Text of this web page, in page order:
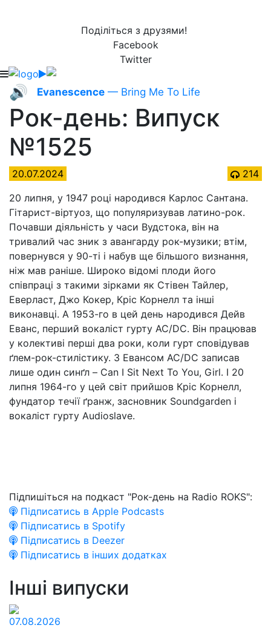
Поділіться з друзями!
Facebook
Twitter
🔊 Evanescence — Bring Me To Life
Рок-день: Випуск
№1525
20.07.2024
214
20 липня, у 1947 році народився Карлос Сантана.
Гітарист-віртуоз, що популяризував латино-рок.
Почавши діяльність у часи Вудстока, він на
тривалий час зник з авангарду рок-музики; втім,
повернувся у 90-ті і набув ще більшого визнання,
ніж мав раніше. Широко відомі плоди його
співпраці з такими зірками як Стівен Тайлер,
Еверласт, Джо Кокер, Кріс Корнелл та інші
виконавці. А 1953-го в цей день народився Дейв
Еванс, перший вокаліст гурту AC/DC. Він працював
у колективі перші два роки, коли гурт сповідував
ґлем-рок-стилістику. З Евансом AC/DC записав
лише один синґл – Can I Sit Next To You, Girl. І 20
липня 1964-го у цей світ прийшов Кріс Корнелл,
фундатор течії ґранж, засновник Soundgarden і
вокаліст гурту Audioslave.
Підпишіться на подкаст "Рок-день на Radio ROKS":
Підписатись в Apple Podcasts
Підписатись в Spotify
Підписатись в Deezer
Підписатись в інших додатках
Інші випуски
07.08.2026